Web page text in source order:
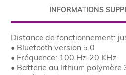
INFORMATIONS
Distance de fonctionnement:
• Bluetooth version 5.0
• Fréquence: 100 Hz-20 KHz
• Batterie au lithium polymère